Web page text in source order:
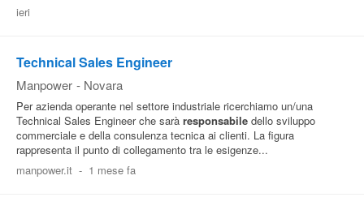
ieri
Technical Sales Engineer
Manpower - Novara
Per azienda operante nel settore industriale ricerchiamo un/una
Technical Sales Engineer che sarà responsabile dello sviluppo
commerciale e della consulenza tecnica ai clienti. La figura
rappresenta il punto di collegamento tra le esigenze...
manpower.it - 1 mese fa